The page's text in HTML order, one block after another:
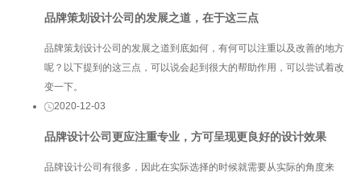
品牌策划设计公司的发展之道，在于这三点
品牌策划设计公司的发展之道到底如何，有何可以注重以及改善的地方
呢？以下提到的这三点，可以说会起到很大的帮助作用，可以尝试着改
变一下。
2020-12-03
品牌设计公司更应注重专业，方可呈现更良好的设计效果
品牌设计公司有很多，因此在实际选择的时候就需要从实际的角度来